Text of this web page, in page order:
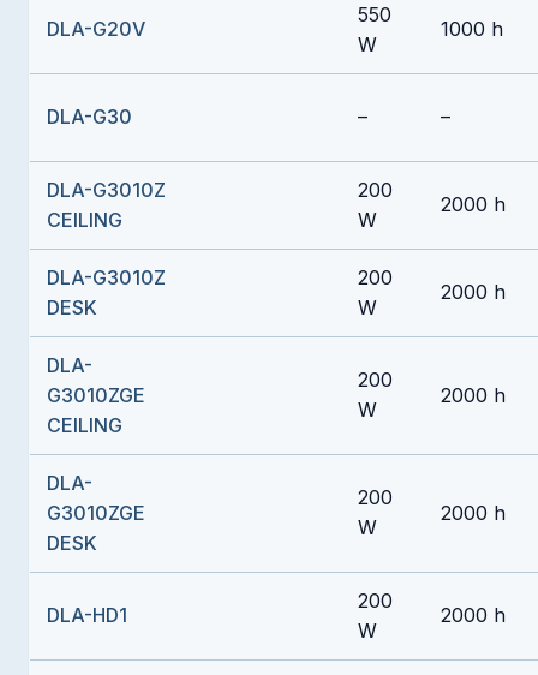
DLA-G20V
550
W
1000 h
DLA-G30 – –
DLA-G3010Z
CEILING
200
W
2000 h
DLA-G3010Z
DESK
200
W
2000 h
DLA-
G3010ZGE
CEILING
200
W
2000 h
DLA-
G3010ZGE
DESK
200
W
2000 h
DLA-HD1
200
W
2000 h